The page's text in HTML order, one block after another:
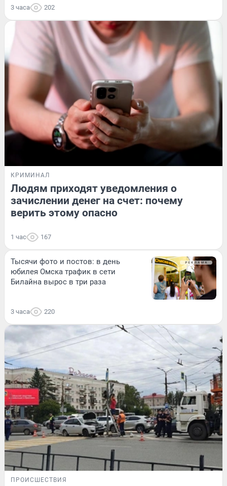
3 часа 202
КРИМИНАЛ
Людям приходят уведомления о
зачислении денег на счет: почему
верить этому опасно
1 час 167
Тысячи фото и постов: в день
юбилея Омска трафик в сети
Билайна вырос в три раза
3 часа 220
ПРОИСШЕСТВИЯ